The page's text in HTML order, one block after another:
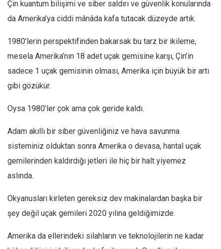
Türkiye
Avrupa
Asya
İslam Dünyası
Amerika
Avustralya
Tarih
Düşünce
Dosyalar
Çin kuantum bilişimi ve siber saldırı ve güvenlik konularında
da Amerika’ya ciddi mânâda kafa tutacak düzeyde artık.
1980’lerin perspektifinden bakarsak bu tarz bir ikileme,
mesela Amerika’nın 18 adet uçak gemisine karşı, Çin’in
sadece 1 uçak gemisinin olması, Amerika için büyük bir artı
gibi gözükür.
Oysa 1980’ler çok ama çok geride kaldı.
Adam akıllı bir siber güvenliğiniz ve hava savunma
sisteminiz olduktan sonra Amerika o devasa, hantal uçak
gemilerinden kaldırdığı jetleri ile hiç bir halt yiyemez
aslında.
Okyanusları kirleten gereksiz dev makinalardan başka bir
şey değil uçak gemileri 2020 yılına geldiğimizde.
Amerika da ellerindeki silahların ve teknolojilerin ne kadar